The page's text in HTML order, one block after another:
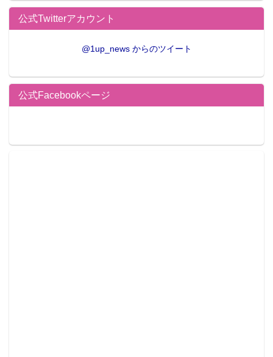
公式Twitterアカウント
@1up_news からのツイート
公式Facebookページ